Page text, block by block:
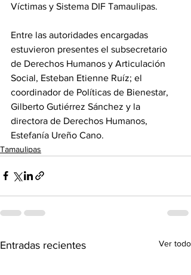
Víctimas y Sistema DIF Tamaulipas.
Entre las autoridades encargadas
estuvieron presentes el subsecretario
de Derechos Humanos y Articulación
Social, Esteban Etienne Ruíz; el
coordinador de Políticas de Bienestar,
Gilberto Gutiérrez Sánchez y la
directora de Derechos Humanos,
Estefanía Ureño Cano.
Tamaulipas
Entradas recientes Ver todo